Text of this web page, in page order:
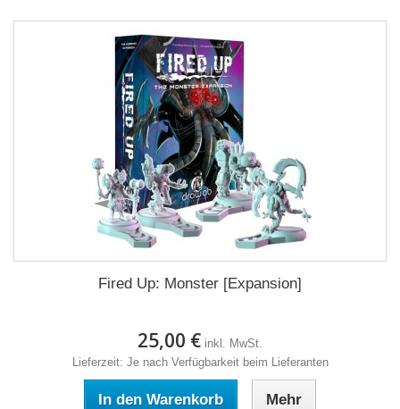
Fired Up: Monster [Expansion]
25,00 € inkl. MwSt.
Lieferzeit: Je nach Verfügbarkeit beim Lieferanten
In den Warenkorb Mehr